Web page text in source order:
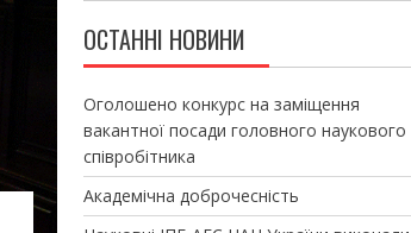
ОСТАННІ НОВИНИ
Оголошено конкурс на заміщення
вакантної посади головного наукового
співробітника
Академічна доброчесність